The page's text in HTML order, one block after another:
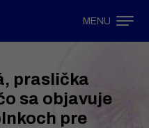
MENU
praslička
sa objavuje
pre